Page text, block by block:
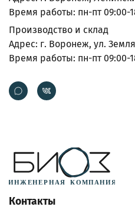
Время работы: пн-пт 09:00-
Производство и склад
Адрес: г. Воронеж, ул.
Время работы: пн-пт 09:00-
Контакты